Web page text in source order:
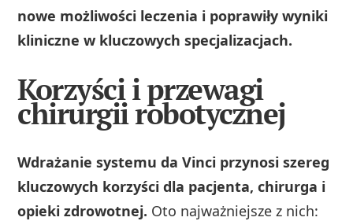
nowe możliwości leczenia i poprawiły wyniki
kliniczne w kluczowych specjalizacjach.
Korzyści i przewagi
chirurgii robotycznej
Wdrażanie systemu da Vinci przynosi szereg
kluczowych korzyści dla pacjenta, chirurga i
opieki zdrowotnej. Oto najważniejsze z nich: